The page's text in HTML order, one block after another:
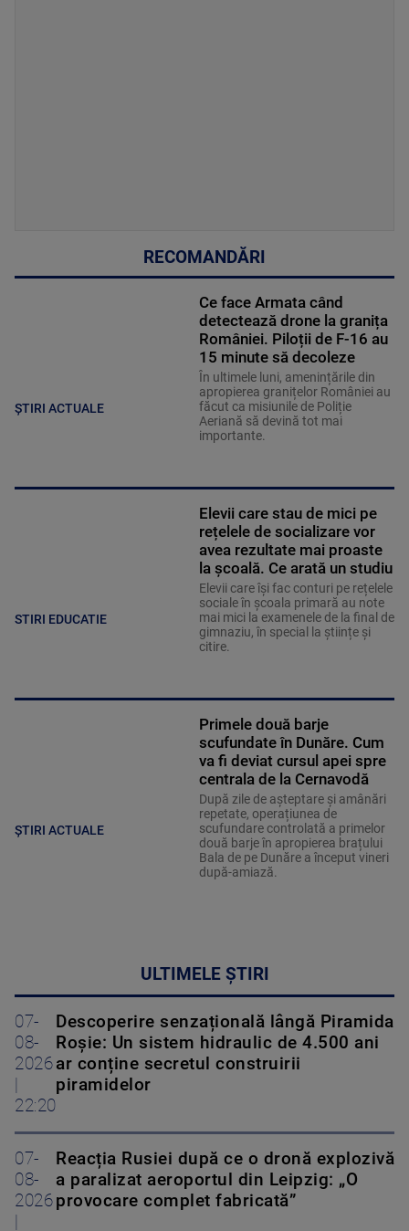
RECOMANDĂRI
ȘTIRI ACTUALE
Ce face Armata când
detectează drone la granița
României. Piloții de F-16 au
15 minute să decoleze
În ultimele luni, amenințările din
apropierea granițelor României au
făcut ca misiunile de Poliție
Aeriană să devină tot mai
importante.
STIRI EDUCATIE
Elevii care stau de mici pe
rețelele de socializare vor
avea rezultate mai proaste
la școală. Ce arată un studiu
Elevii care îşi fac conturi pe rețelele
sociale în școala primară au note
mai mici la examenele de la final de
gimnaziu, în special la științe și
citire.
ȘTIRI ACTUALE
Primele două barje
scufundate în Dunăre. Cum
va fi deviat cursul apei spre
centrala de la Cernavodă
După zile de așteptare și amânări
repetate, operațiunea de
scufundare controlată a primelor
două barje în apropierea brațului
Bala de pe Dunăre a început vineri
după-amiază.
ULTIMELE ȘTIRI
07-
08-
2026
22:20
Descoperire senzațională lângă Piramida
Roșie: Un sistem hidraulic de 4.500 ani
ar conține secretul construirii
piramidelor
07-
08-
2026
Reacția Rusiei după ce o dronă explozivă
a paralizat aeroportul din Leipzig: „O
provocare complet fabricată”